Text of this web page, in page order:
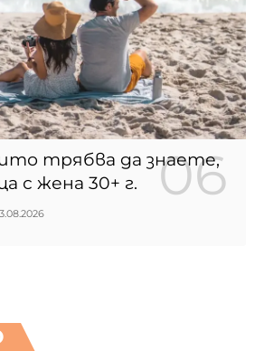
трябва да знаете,
с жена 30+ г.